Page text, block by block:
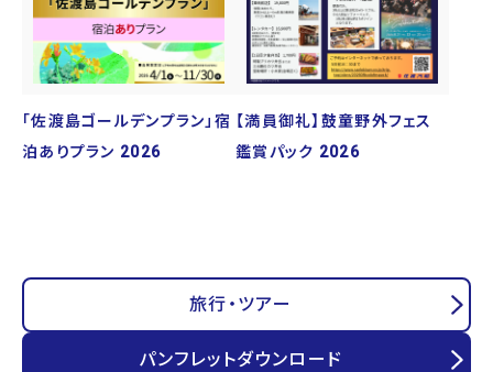
「佐渡島ゴールデンプラン」宿
泊ありプラン 2026
【満員御礼】鼓童野外フェス
鑑賞パック 2026
旅行・ツアー
パンフレットダウンロード